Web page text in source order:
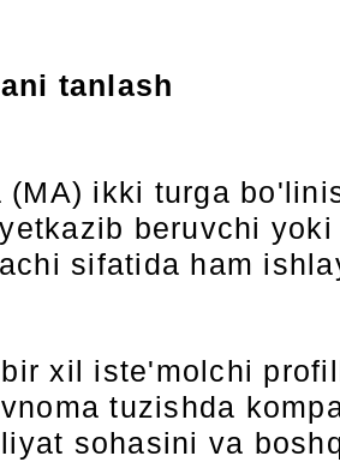
tanlash
ikki turga
beruvchi
sifatida ham
xil iste'molchi
tuzishda
sohasini va